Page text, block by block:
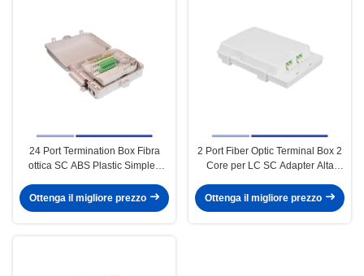
24 Port Termination Box Fibra
ottica SC ABS Plastic Simplex
Ottenga il migliore prezzo
2 Port Fiber Optic Terminal Box 2
Core per LC SC Adapter Alta
Ottenga il migliore prezzo